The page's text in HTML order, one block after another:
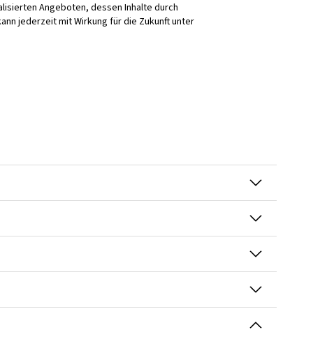
Angeboten, dessen Inhalte durch
jederzeit mit Wirkung für die Zukunft unter